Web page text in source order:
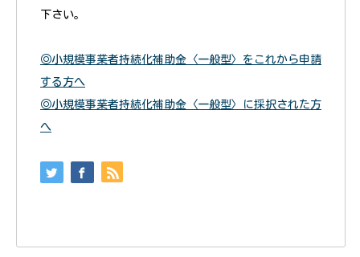
下さい。
◎小規模事業者持続化補助金〈一般型〉をこれから申請
する方へ
◎小規模事業者持続化補助金〈一般型〉に採択された方
へ